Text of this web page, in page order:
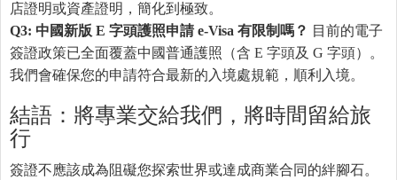
店證明或資產證明，簡化到極致。
Q3: 中國新版 E 字頭護照申請 e-Visa 有限制嗎？ 目前的電子
簽證政策已全面覆蓋中國普通護照（含 E 字頭及 G 字頭）。
我們會確保您的申請符合最新的入境處規範，順利入境。
結語：將專業交給我們，將時間留給旅
行
簽證不應該成為阻礙您探索世界或達成商業合同的絆腳石。